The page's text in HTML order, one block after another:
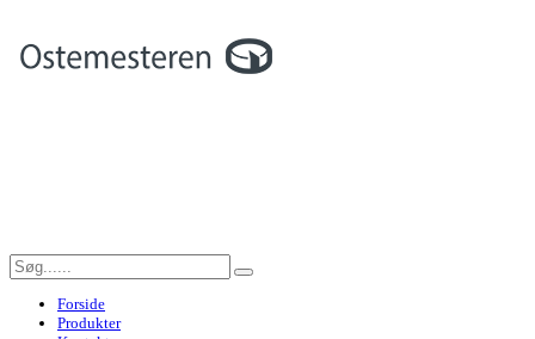
Forside
Produkter